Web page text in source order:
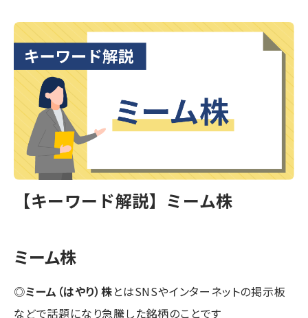
【キーワード解説】ミーム株
ミーム株
◎ミーム（はやり）株とはSNSやインターネットの掲示板
などで話題になり急騰した銘柄のことです